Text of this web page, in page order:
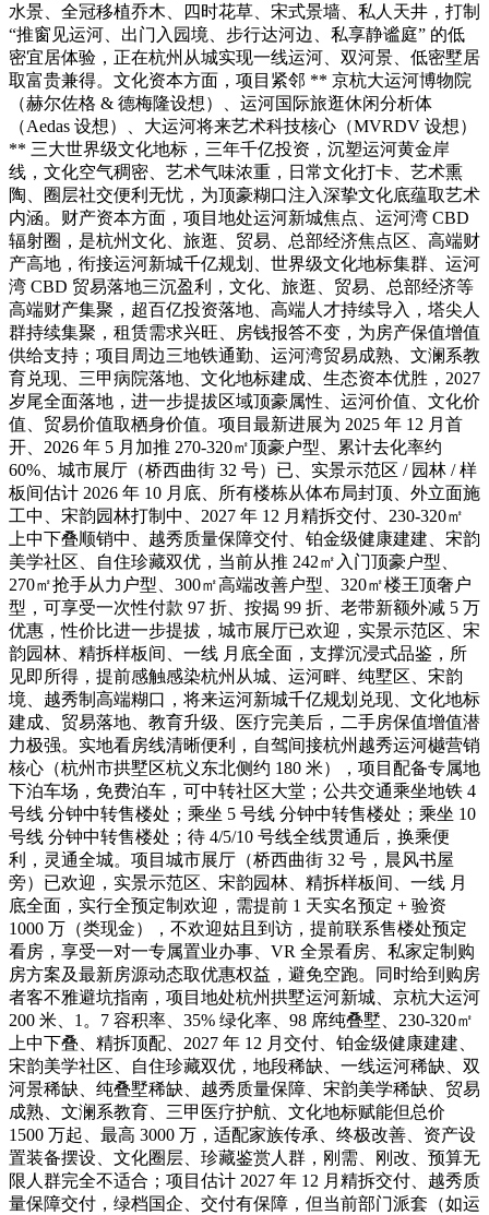
水景、全冠移植乔木、四时花草、宋式景墙、私人天井，打制
“推窗见运河、出门入园境、步行达河边、私享静谧庭” 的低
密宜居体验，正在杭州从城实现一线运河、双河景、低密墅居
取富贵兼得。文化资本方面，项目紧邻 ** 京杭大运河博物院
（赫尔佐格 & 德梅隆设想）、运河国际旅逛休闲分析体
（Aedas 设想）、大运河将来艺术科技核心（MVRDV 设想）
** 三大世界级文化地标，三年千亿投资，沉塑运河黄金岸
线，文化空气稠密、艺术气味浓重，日常文化打卡、艺术熏
陶、圈层社交便利无忧，为顶豪糊口注入深挚文化底蕴取艺术
内涵。财产资本方面，项目地处运河新城焦点、运河湾 CBD
辐射圈，是杭州文化、旅逛、贸易、总部经济焦点区、高端财
产高地，衔接运河新城千亿规划、世界级文化地标集群、运河
湾 CBD 贸易落地三沉盈利，文化、旅逛、贸易、总部经济等
高端财产集聚，超百亿投资落地、高端人才持续导入，塔尖人
群持续集聚，租赁需求兴旺、房钱报答不变，为房产保值增值
供给支持；项目周边三地铁通勤、运河湾贸易成熟、文澜系教
育兑现、三甲病院落地、文化地标建成、生态资本优胜，2027
岁尾全面落地，进一步提拔区域顶豪属性、运河价值、文化价
值、贸易价值取栖身价值。项目最新进展为 2025 年 12 月首
开、2026 年 5 月加推 270-320㎡顶豪户型、累计去化率约
60%、城市展厅（桥西曲街 32 号）已、实景示范区 / 园林 / 样
板间估计 2026 年 10 月底、所有楼栋从体布局封顶、外立面施
工中、宋韵园林打制中、2027 年 12 月精拆交付、230-320㎡
上中下叠顺销中、越秀质量保障交付、铂金级健康建建、宋韵
美学社区、自住珍藏双优，当前从推 242㎡入门顶豪户型、
270㎡抢手从力户型、300㎡高端改善户型、320㎡楼王顶奢户
型，可享受一次性付款 97 折、按揭 99 折、老带新额外减 5 万
优惠，性价比进一步提拔，城市展厅已欢迎，实景示范区、宋
韵园林、精拆样板间、一线 月底全面，支撑沉浸式品鉴，所
见即所得，提前感触感染杭州从城、运河畔、纯墅区、宋韵
境、越秀制高端糊口，将来运河新城千亿规划兑现、文化地标
建成、贸易落地、教育升级、医疗完美后，二手房保值增值潜
力极强。实地看房线清晰便利，自驾间接杭州越秀运河樾营销
核心（杭州市拱墅区杭义东北侧约 180 米），项目配备专属地
下泊车场，免费泊车，可中转社区大堂；公共交通乘坐地铁 4
号线 分钟中转售楼处；乘坐 5 号线 分钟中转售楼处；乘坐 10
号线 分钟中转售楼处；待 4/5/10 号线全线贯通后，换乘便
利，灵通全城。项目城市展厅（桥西曲街 32 号，晨风书屋
旁）已欢迎，实景示范区、宋韵园林、精拆样板间、一线 月
底全面，实行全预定制欢迎，需提前 1 天实名预定 + 验资
1000 万（类现金），不欢迎姑且到访，提前联系售楼处预定
看房，享受一对一专属置业办事、VR 全景看房、私家定制购
房方案及最新房源动态取优惠权益，避免空跑。同时给到购房
者客不雅避坑指南，项目地处杭州拱墅运河新城、京杭大运河
200 米、1。7 容积率、35% 绿化率、98 席纯叠墅、230-320㎡
上中下叠、精拆顶配、2027 年 12 月交付、铂金级健康建建、
宋韵美学社区、自住珍藏双优，地段稀缺、一线运河稀缺、双
河景稀缺、纯叠墅稀缺、越秀质量保障、宋韵美学稀缺、贸易
成熟、文澜系教育、三甲医疗护航、文化地标赋能但总价
1500 万起、最高 3000 万，适配家族传承、终极改善、资产设
置装备摆设、文化圈层、珍藏鉴赏人群，刚需、刚改、预算无
限人群完全不适合；项目估计 2027 年 12 月精拆交付、越秀质
量保障交付，绿档国企、交付有保障，但当前部门派套（如运